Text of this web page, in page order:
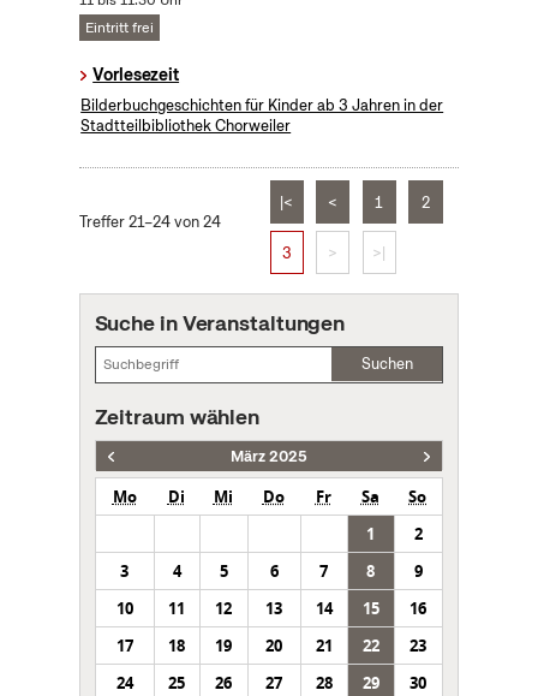
Eintritt frei
Vorlesezeit
Bilderbuchgeschichten für Kinder ab 3 Jahren in der
Stadtteilbibliothek Chorweiler
Treffer 21–24 von 24
|< < 1 2
3 > >|
Suche in Veranstaltungen
Suchen
Zeitraum wählen
März 2025
Mo Di Mi Do Fr Sa
So
1
2
3
4 5 6 7 8
9
10
11 12 13 14 15
16
17
18 19 20 21 22
23
24
25 26 27 28 29
30